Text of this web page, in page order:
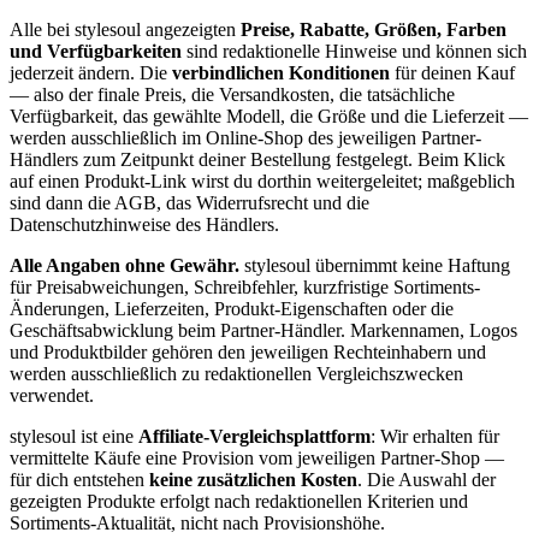
Alle bei stylesoul angezeigten Preise, Rabatte, Größen, Farben
und Verfügbarkeiten sind redaktionelle Hinweise und können sich
jederzeit ändern. Die verbindlichen Konditionen für deinen Kauf
— also der finale Preis, die Versandkosten, die tatsächliche
Verfügbarkeit, das gewählte Modell, die Größe und die Lieferzeit —
werden ausschließlich im Online-Shop des jeweiligen Partner-
Händlers zum Zeitpunkt deiner Bestellung festgelegt. Beim Klick
auf einen Produkt-Link wirst du dorthin weitergeleitet; maßgeblich
sind dann die AGB, das Widerrufsrecht und die
Datenschutzhinweise des Händlers.
Alle Angaben ohne Gewähr. stylesoul übernimmt keine Haftung
für Preisabweichungen, Schreibfehler, kurzfristige Sortiments-
Änderungen, Lieferzeiten, Produkt-Eigenschaften oder die
Geschäftsabwicklung beim Partner-Händler. Markennamen, Logos
und Produktbilder gehören den jeweiligen Rechteinhabern und
werden ausschließlich zu redaktionellen Vergleichszwecken
verwendet.
stylesoul ist eine Affiliate-Vergleichsplattform: Wir erhalten für
vermittelte Käufe eine Provision vom jeweiligen Partner-Shop —
für dich entstehen keine zusätzlichen Kosten. Die Auswahl der
gezeigten Produkte erfolgt nach redaktionellen Kriterien und
Sortiments-Aktualität, nicht nach Provisionshöhe.